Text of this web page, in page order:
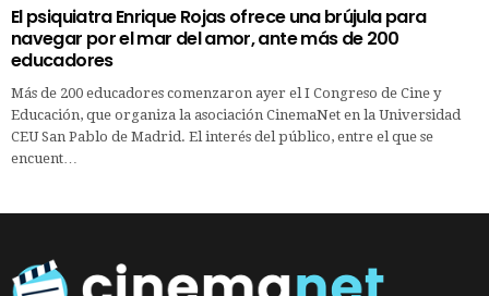
El psiquiatra Enrique Rojas ofrece una brújula para
navegar por el mar del amor, ante más de 200
educadores
Más de 200 educadores comenzaron ayer el I Congreso de Cine y
Educación, que organiza la asociación CinemaNet en la Universidad
CEU San Pablo de Madrid. El interés del público, entre el que se
encuent…